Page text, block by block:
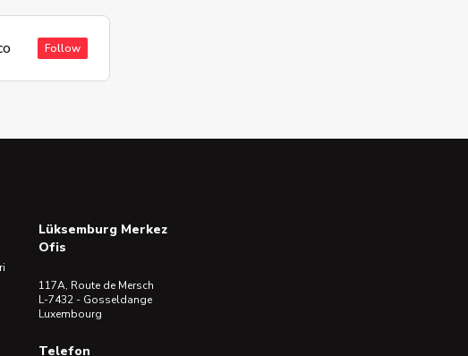
Follow
Lüksemburg Merkez
Ofis
117A, Route de Mersch
L-7432 - Gosseldange
Luxembourg
Telefon